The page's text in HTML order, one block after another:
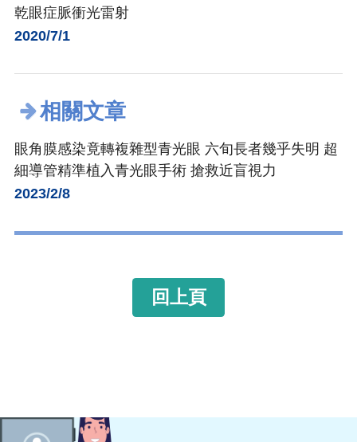
乾眼症脈衝光雷射
2020/7/1
相關文章
眼角膜感染竟轉複雜型青光眼 六旬長者幾乎失明 超
細導管精準植入青光眼手術 搶救近盲視力
2023/2/8
回上頁